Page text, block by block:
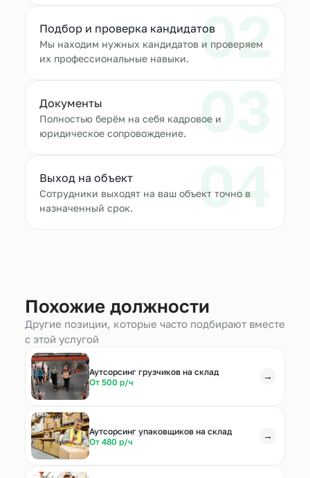
02
Подбор и проверка кандидатов
Мы находим нужных кандидатов и проверяем
их профессиональные навыки.
03
Документы
Полностью берём на себя кадровое и
юридическое сопровождение.
04
Выход на объект
Сотрудники выходят на ваш объект точно в
назначенный срок.
Похожие должности
Другие позиции, которые часто подбирают вместе
с этой услугой
Аутсорсинг грузчиков на склад
От 500 р/ч
→
Аутсорсинг упаковщиков на склад
От 480 р/ч
→